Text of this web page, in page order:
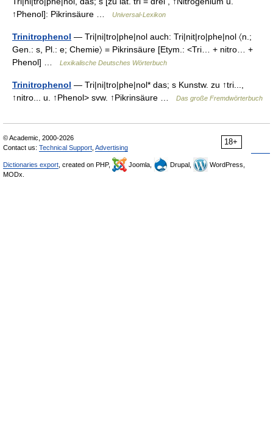
↑Phenol]: Pikrinsäure …
Universal-Lexikon
Trinitrophenol — Tri|ni|tro|phe|nol auch: Tri|nit|ro|phe|nol 〈n.;
Gen.: s, Pl.: e; Chemie〉 = Pikrinsäure [Etym.: <Tri… + nitro… +
Phenol] …
Lexikalische Deutsches Wörterbuch
Trinitrophenol — Tri|ni|tro|phe|nol* das; s Kunstw. zu ↑tri...,
↑nitro... u. ↑Phenol> svw. ↑Pikrinsäure …
Das große Fremdwörterbuch
18+
© Academic, 2000-2026
Contact us: Technical Support Advertising
Dictionaries export , created on PHP, Joomla, Drupal,
WordPress,
MODx.